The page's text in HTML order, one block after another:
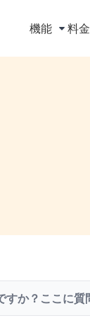
機能 料金